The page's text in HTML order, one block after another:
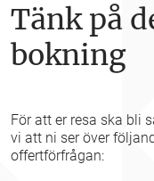
Tänk på
bokning
För att er resa ska bli
vi att ni ser över
offertförfrågan: